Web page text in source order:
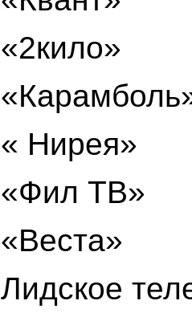
«2кило»
« Нирея»
«Фил ТВ»
«Веста»
Лидское